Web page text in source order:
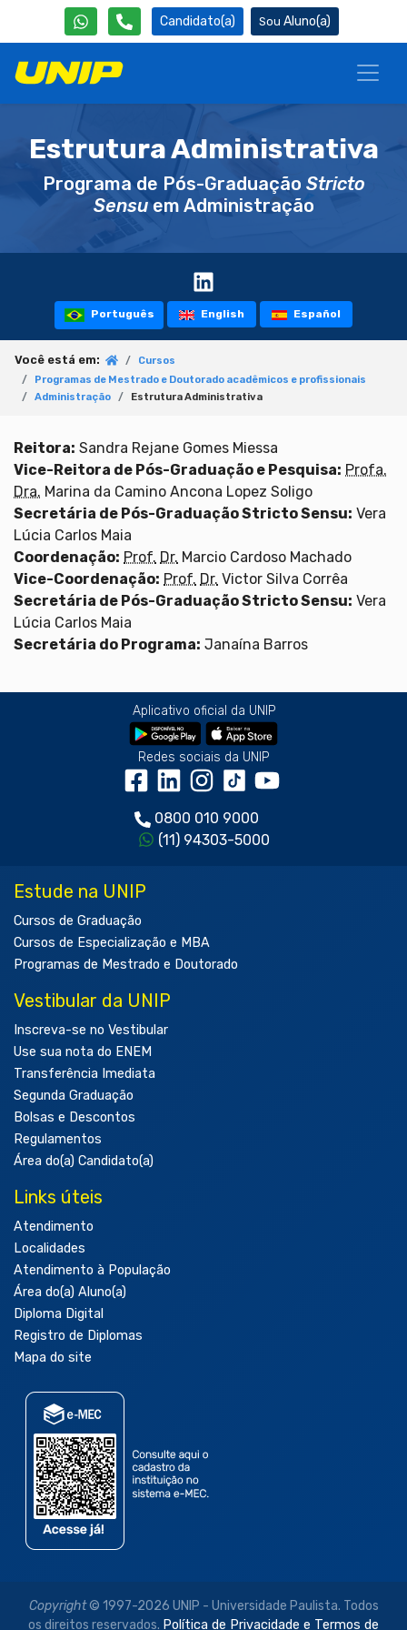
Candidato(a) Aluno(a)
Estrutura Administrativa
Programa de Pós-Graduação Stricto
Sensuem Administração
Português English Español
Você está em:
Cursos
Programas de Mestrado e Doutorado acadêmicos e profissionais
Administração
Estrutura Administrativa
Reitora: Sandra Rejane Gomes Miessa
Vice-Reitora de Pós-Graduação e Pesquisa: Profa.
Dra. Marina da Camino Ancona Lopez Soligo
Secretária de Pós-Graduação Stricto Sensu: Vera
Lúcia Carlos Maia
Coordenação: Prof. Dr. Marcio Cardoso Machado
Vice-Coordenação: Prof. Dr. Victor Silva Corrêa
Secretária de Pós-Graduação Stricto Sensu: Vera
Lúcia Carlos Maia
Secretária do Programa: Janaína Barros
Aplicativo oficial da UNIP
Redes sociais da UNIP
0800 010 9000
(11) 94303-5000
Estude na UNIP
Cursos de Graduação
Cursos de Especialização e MBA
Programas de Mestrado e Doutorado
Vestibular da UNIP
Inscreva-se no Vestibular
Use sua nota do ENEM
Transferência Imediata
Segunda Graduação
Bolsas e Descontos
Regulamentos
Área do(a) Candidato(a)
Links úteis
Atendimento
Localidades
Atendimento à População
Área do(a) Aluno(a)
Diploma Digital
Registro de Diplomas
Mapa do site
Copyright© 1997-2026 UNIP - Universidade Paulista. Todos
os direitos reservados. Política de Privacidade e Termos de